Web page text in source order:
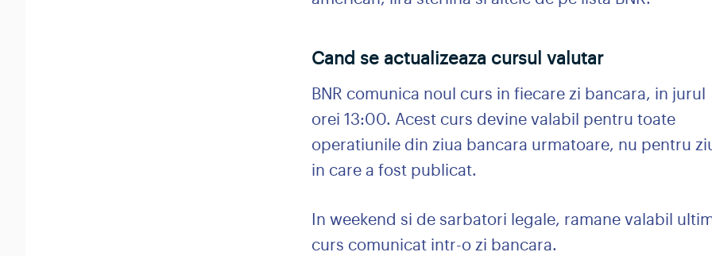
Cand se actualizeaza cursul valutar
BNR comunica noul curs in fiecare zi bancara, in jurul
orei 13:00. Acest curs devine valabil pentru toate
operatiunile din ziua bancara urmatoare, nu pentru
in care a fost publicat.
In weekend si de sarbatori legale, ramane valabil
curs comunicat intr-o zi bancara.